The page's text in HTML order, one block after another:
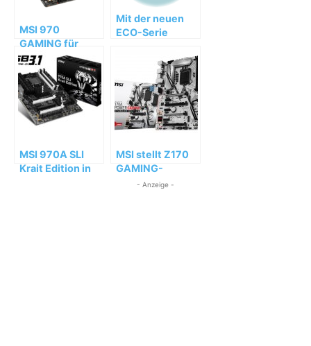
MSI 970
GAMING für
preisbewusste
Übertakter
Mit der neuen
ECO-Serie
jetzt besonders
energiesparende
Motherboards
MSI 970A SLI
Krait Edition in
MSI stellt Z170
GAMING-
Motherboards
- Anzeige -